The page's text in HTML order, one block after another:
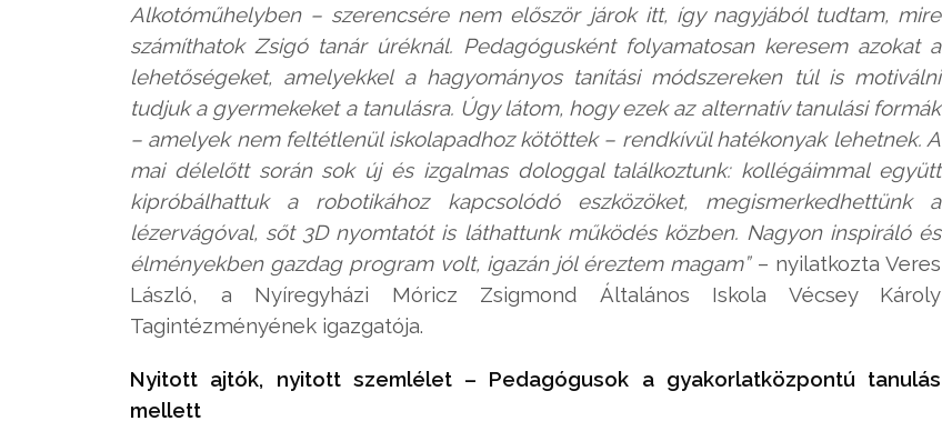
Alkotóműhelyben – szerencsére nem először járok itt, így nagyjából tudtam, mire
számíthatok Zsigó tanár úréknál. Pedagógusként folyamatosan keresem azokat a
lehetőségeket, amelyekkel a hagyományos tanítási módszereken túl is motiválni
tudjuk a gyermekeket a tanulásra. Úgy látom, hogy ezek az alternatív tanulási formák
– amelyek nem feltétlenül iskolapadhoz kötöttek – rendkívül hatékonyak lehetnek. A
mai délelőtt során sok új és izgalmas dologgal találkoztunk: kollégáimmal együtt
kipróbálhattuk a robotikához kapcsolódó eszközöket, megismerkedhettünk a
lézervágóval, sőt 3D nyomtatót is láthattunk működés közben. Nagyon inspiráló és
élményekben gazdag program volt, igazán jól éreztem magam”– nyilatkozta Veres
László, a Nyíregyházi Móricz Zsigmond Általános Iskola Vécsey Károly
Tagintézményének igazgatója.
Nyitott ajtók, nyitott szemlélet – Pedagógusok a gyakorlatközpontú tanulás
mellett